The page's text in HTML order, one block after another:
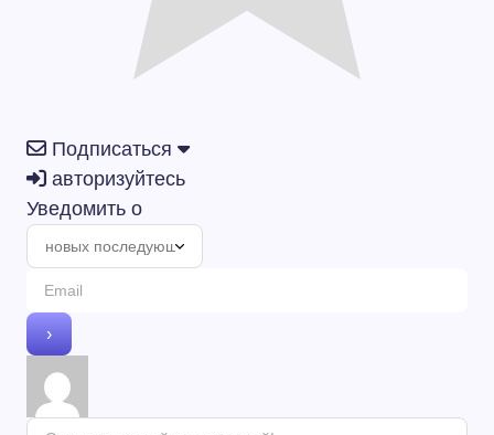
Подписаться
авторизуйтесь
Уведомить о